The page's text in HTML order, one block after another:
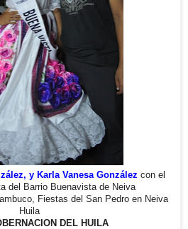
y Karla Vanesa González con el
del Barrio Buenavista de Neiva
Fiestas del San Pedro en Neiva
Huila
DEL HUILA